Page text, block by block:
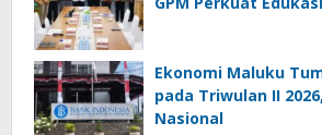
Ekonomi Maluku
pada Triwulan II
Nasional